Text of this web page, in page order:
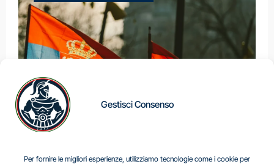
Gestisci Consenso
Per fornire le migliori esperienze, utilizziamo tecnologie come i cookie per